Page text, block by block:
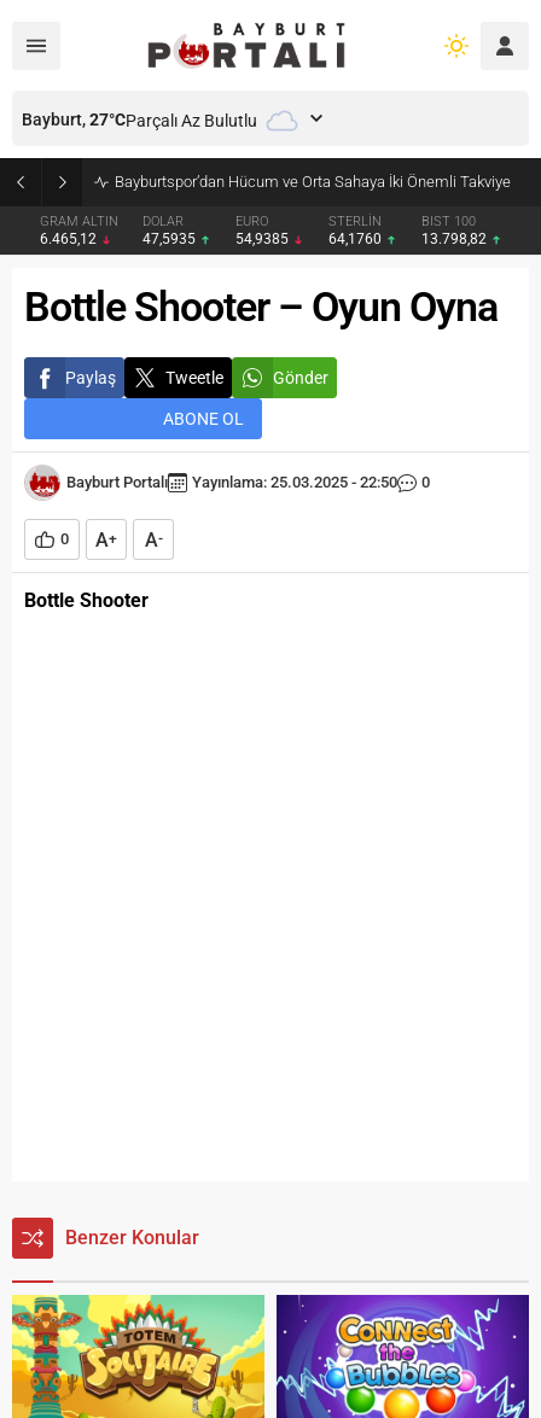
Bayburtspor’dan Hücum ve Orta Sahaya İki Önemli Takviye
GRAM ALTIN
6.465,12
DOLAR
47,5935
EURO
54,9385
STERLİN
64,1760
BIST 100
13.798,82
Bayburt,27°CParçalı Az Bulutlu
Bottle Shooter – Oyun Oyna
Paylaş Tweetle Gönder
ABONE OL
Bayburt Portalı Yayınlama: 25.03.2025 - 22:50 0
0 A+ A-
Bottle Shooter
Benzer Konular